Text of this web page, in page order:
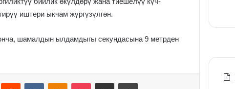
иштери ыкчам жүргүзүлгөн.
шамалдын ылдамдыгы секундасына 9 метрден
Reddit VKontakteOdnoklassniki
Pocket Share via Email Print